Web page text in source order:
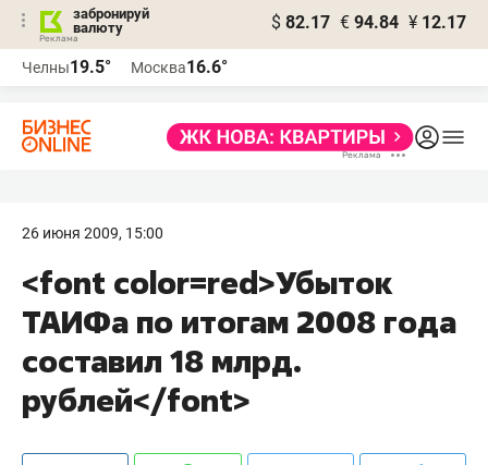
забронируй
валюту
$ 82.17 € 94.84 ¥ 12.17
Челны19.5° Москва16.6°
26 июня 2009, 15:00
<font color=red>Убыток
ТАИФа по итогам 2008 года
составил 18 млрд.
рублей</font>